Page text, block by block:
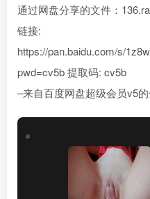
通过网盘分享的文件：
链接:
https://pan.baidu.com/s/
pwd=cv5b 提取码: cv5b
–来自百度网盘超级会员v5